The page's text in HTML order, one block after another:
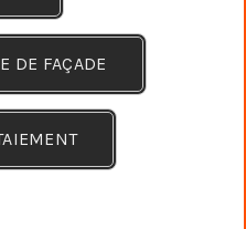
DE FAÇADE